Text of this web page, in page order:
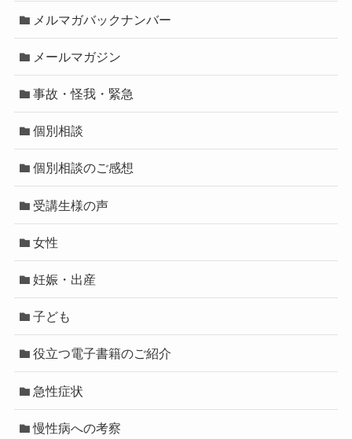
メルマガバックナンバー
メールマガジン
事故・怪我・緊急
個別相談
個別相談のご感想
受講生様の声
女性
妊娠・出産
子ども
役立つ電子書籍のご紹介
急性症状
慢性病への考察